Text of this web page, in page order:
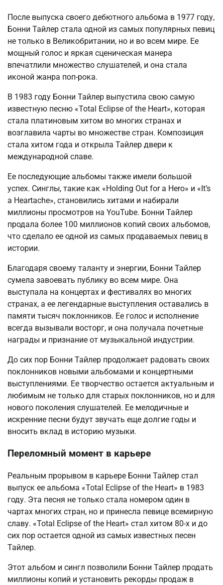
После выпуска своего дебютного альбома в 1977 году,
Бонни Тайлер стала одной из самых популярных певиц
не только в Великобритании, но и во всем мире. Ее
мощный голос и яркая сценическая манера
впечатлили множество слушателей, и она стала
иконой жанра поп-рока.
В 1983 году Бонни Тайлер выпустила свою самую
известную песню «Total Eclipse of the Heart», которая
стала платиновым хитом во многих странах и
возглавила чарты во множестве стран. Композиция
стала хитом года и открыла Тайлер двери к
международной славе.
Ее последующие альбомы также имели большой
успех. Синглы, такие как «Holding Out for a Hero» и «It’s
a Heartache», становились хитами и набирали
миллионы просмотров на YouTube. Бонни Тайлер
продала более 100 миллионов копий своих альбомов,
что сделало ее одной из самых продаваемых певиц в
истории.
Благодаря своему таланту и энергии, Бонни Тайлер
сумела завоевать публику во всем мире. Она
выступала на концертах и фестивалях во многих
странах, а ее легендарные выступления оставались в
памяти тысяч поклонников. Ее голос и исполнение
всегда вызывали восторг, и она получала почетные
награды и признание от музыкальной индустрии.
До сих пор Бонни Тайлер продолжает радовать своих
поклонников новыми альбомами и концертными
выступлениями. Ее творчество остается актуальным и
любимым не только для старых поклонников, но и для
нового поколения слушателей. Ее мелодичные и
искренние песни будут звучать еще долгие годы и
вносить вклад в историю музыки.
Переломный момент в карьере
Реальным прорывом в карьере Бонни Тайлер стал
выпуск ее альбома «Total Eclipse of the Heart» в 1983
году. Эта песня не только стала номером один в
чартах многих стран, но и принесла певице всемирную
славу. «Total Eclipse of the Heart» стал хитом 80-х и до
сих пор остается одной из самых известных песен
Тайлер.
Этот альбом и сингл позволили Бонни Тайлер продать
миллионы копий и установить рекорды продаж в